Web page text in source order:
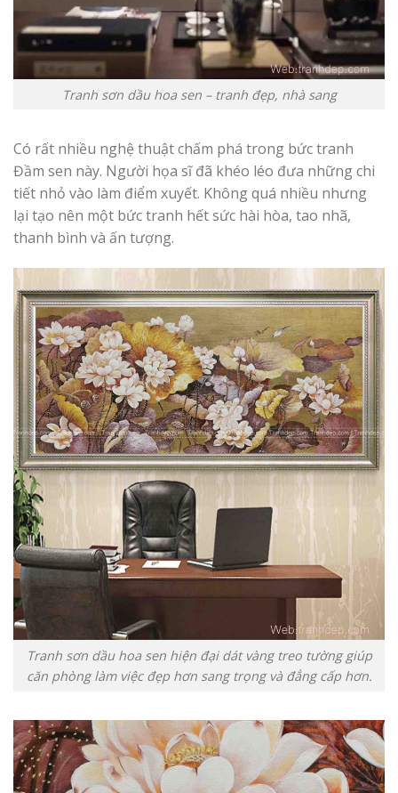
Tranh sơn dầu hoa sen – tranh đẹp, nhà sang
Có rất nhiều nghệ thuật chấm phá trong bức tranh
Đầm sen này. Người họa sĩ đã khéo léo đưa những chi
tiết nhỏ vào làm điểm xuyết. Không quá nhiều nhưng
lại tạo nên một bức tranh hết sức hài hòa, tao nhã,
thanh bình và ấn tượng.
Tranh sơn dầu hoa sen hiện đại dát vàng treo tường giúp
căn phòng làm việc đẹp hơn sang trọng và đẳng cấp hơn.